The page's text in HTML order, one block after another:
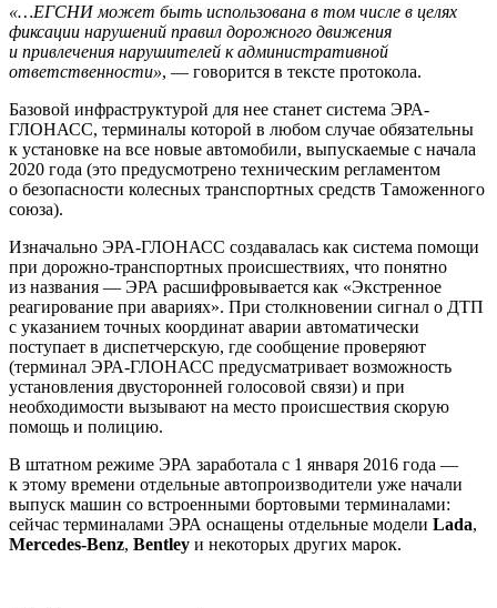
«…ЕГСНИ может быть использована в том числе в целях
фиксации нарушений правил дорожного движения
и привлечения нарушителей к административной
ответственности», — говорится в тексте протокола.
Базовой инфраструктурой для нее станет система ЭРА-
ГЛОНАСС, терминалы которой в любом случае обязательны
к установке на все новые автомобили, выпускаемые с начала
2020 года (это предусмотрено техническим регламентом
о безопасности колесных транспортных средств Таможенного
союза).
Изначально ЭРА-ГЛОНАСС создавалась как система помощи
при дорожно-транспортных происшествиях, что понятно
из названия — ЭРА расшифровывается как «Экстренное
реагирование при авариях». При столкновении сигнал о ДТП
с указанием точных координат аварии автоматически
поступает в диспетчерскую, где сообщение проверяют
(терминал ЭРА-ГЛОНАСС предусматривает возможность
установления двусторонней голосовой связи) и при
необходимости вызывают на место происшествия скорую
помощь и полицию.
В штатном режиме ЭРА заработала с 1 января 2016 года —
к этому времени отдельные автопроизводители уже начали
выпуск машин со встроенными бортовыми терминалами:
сейчас терминалами ЭРА оснащены отдельные модели Lada,
Mercedes-Benz, Bentley и некоторых других марок.